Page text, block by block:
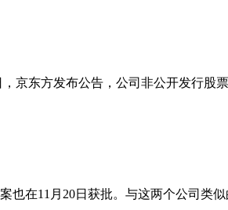
京东方发布公告，公司非公开发行股
在11月20日获批。与这两个公司类